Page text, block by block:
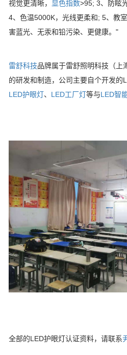
视觉更清晰，
显色指数>95; 3、防眩
4、色温5000K，光线更柔和; 5、教
害蓝光、无汞和铅污染、更健康。"
雷舒科技品牌属于雷舒照明科技（上
的研发和制造，公司主要自个开发的
LED护眼灯、 LED工厂灯等与LED智
全部的LED护眼灯认证资料，请联系